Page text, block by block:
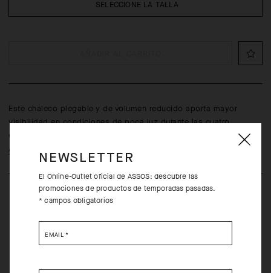
SELECCIONE LA TALLA
Este chaleco plegable y de volumen reducido aporta mayor
visibilidad en condiciones de poca luz durante las cuatro
estaciones.
Aprende más
NEWSLETTER
El Online-Outlet oficial de ASSOS: descubre las
promociones de productos de temporadas pasadas.
* campos obligatorios
EMAIL *